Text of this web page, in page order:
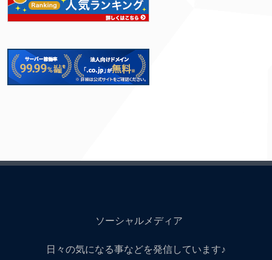
ソーシャルメディア
日々の気になる事などを発信しています♪